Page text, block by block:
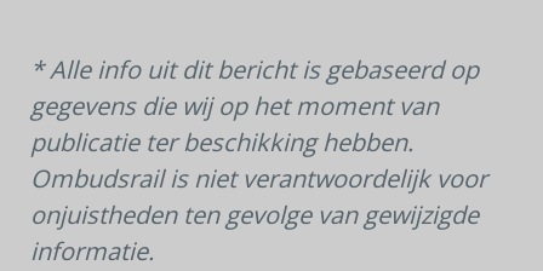
* Alle info uit dit bericht is gebaseerd op
gegevens die wij op het moment van
publicatie ter beschikking hebben.
Ombudsrail is niet verantwoordelijk voor
onjuistheden ten gevolge van gewijzigde
informatie.